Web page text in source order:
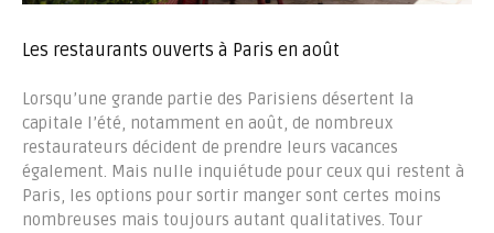
Les restaurants ouverts à Paris en août
Lorsqu’une grande partie des Parisiens désertent la
capitale l’été, notamment en août, de nombreux
restaurateurs décident de prendre leurs vacances
également. Mais nulle inquiétude pour ceux qui restent à
Paris, les options pour sortir manger sont certes moins
nombreuses mais toujours autant qualitatives. Tour